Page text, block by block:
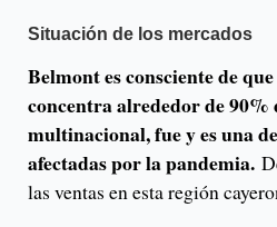
Situación de los mercados
Belmont es consciente de
concentra alrededor de 90%
multinacional, fue y es una
afectadas por la pandemia.
las ventas en esta región